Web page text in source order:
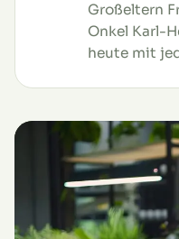
Großeltern
Onkel Karl-
heute mit